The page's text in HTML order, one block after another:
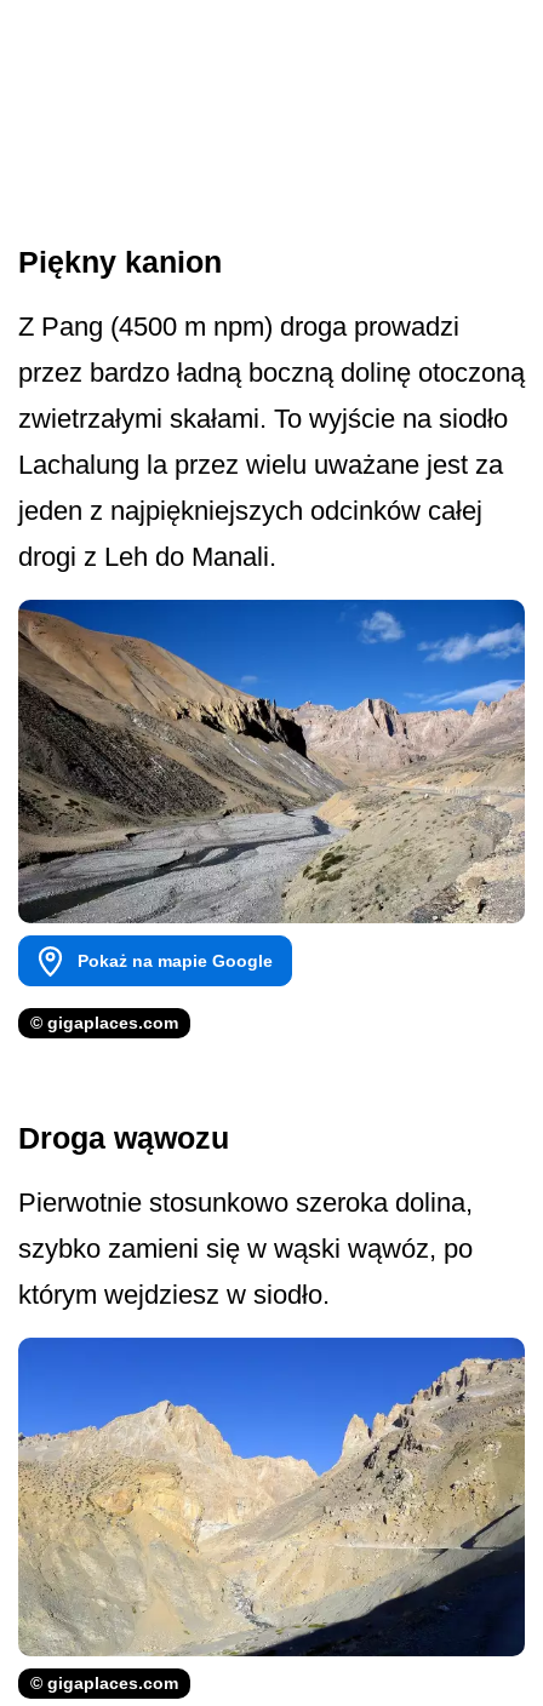
Piękny kanion
Z Pang (4500 m npm) droga prowadzi
przez bardzo ładną boczną dolinę otoczoną
zwietrzałymi skałami. To wyjście na siodło
Lachalung la przez wielu uważane jest za
jeden z najpiękniejszych odcinków całej
drogi z Leh do Manali.
Pokaż na mapie Google
© gigaplaces.com
Droga wąwozu
Pierwotnie stosunkowo szeroka dolina,
szybko zamieni się w wąski wąwóz, po
którym wejdziesz w siodło.
© gigaplaces.com